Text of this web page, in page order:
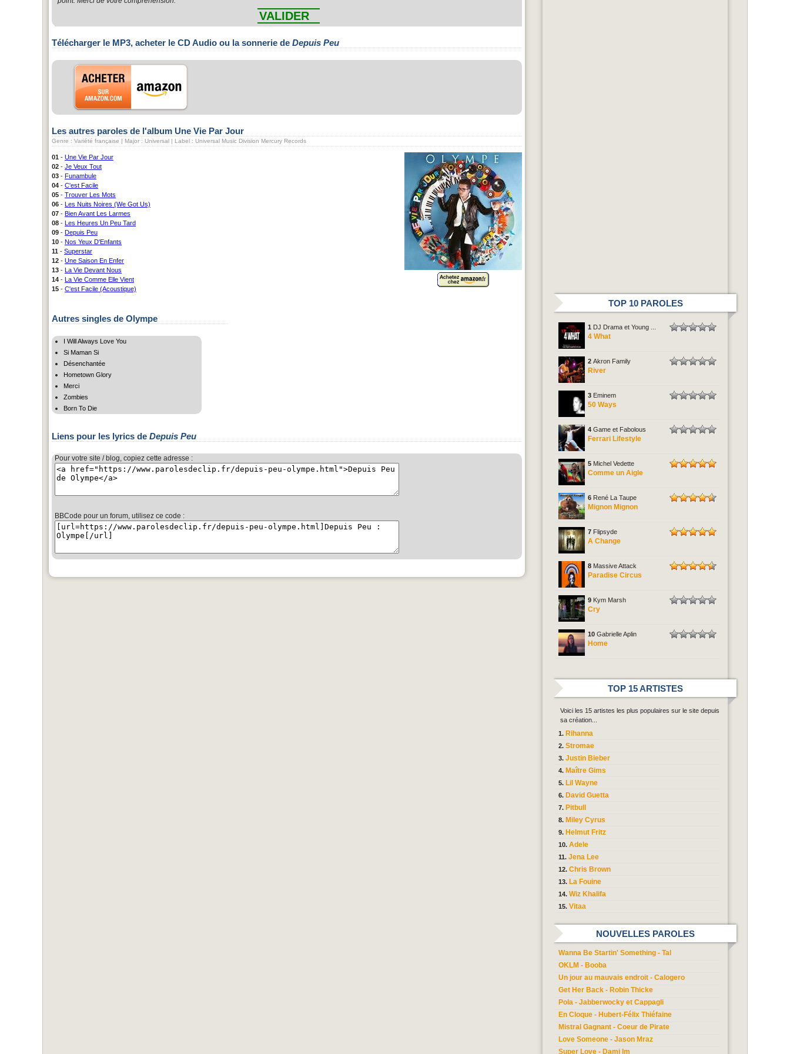
VALIDER
Télécharger le MP3, acheter le CD Audio ou la sonnerie de Depuis Peu
Les autres paroles de l'album Une Vie Par Jour
Genre : Variété française | Major : Universal | Label : Universal Music Division Mercury Records
01 - Une Vie Par Jour
02 - Je Veux Tout
03 - Funambule
04 - C'est Facile
05 - Trouver Les Mots
06 - Les Nuits Noires (We Got Us)
07 - Bien Avant Les Larmes
08 - Les Heures Un Peu Tard
09 - Depuis Peu
10 - Nos Yeux D'Enfants
11 - Superstar
12 - Une Saison En Enfer
13 - La Vie Devant Nous
14 - La Vie Comme Elle Vient
15 - C'est Facile (Acoustique)
Autres singles de Olympe
I Will Always Love You
Si Maman Si
Désenchantée
Hometown Glory
Merci
Zombies
Born To Die
Liens pour les lyrics de Depuis Peu
Pour votre site / blog, copiez cette adresse :
BBCode pour un forum, utilisez ce code :
TOP 10 PAROLES
1 DJ Drama et Young ...
4 What
2 Akron Family
River
3 Eminem
50 Ways
4 Game et Fabolous
Ferrari Lifestyle
5 Michel Vedette
Comme un Aigle
6 René La Taupe
Mignon Mignon
7 Flipsyde
A Change
8 Massive Attack
Paradise Circus
9 Kym Marsh
Cry
10 Gabrielle Aplin
Home
TOP 15 ARTISTES
Voici les 15 artistes les plus populaires sur le site depuis
sa création...
Rihanna
Stromae
Justin Bieber
Maître Gims
Lil Wayne
David Guetta
Pitbull
Miley Cyrus
Helmut Fritz
Adele
Jena Lee
Chris Brown
La Fouine
Wiz Khalifa
Vitaa
NOUVELLES PAROLES
Wanna Be Startin' Something - Tal
OKLM - Booba
Un jour au mauvais endroit - Calogero
Get Her Back - Robin Thicke
Pola - Jabberwocky et Cappagli
En Cloque - Hubert-Félix Thiéfaine
Mistral Gagnant - Coeur de Pirate
Love Someone - Jason Mraz
Super Love - Dami Im